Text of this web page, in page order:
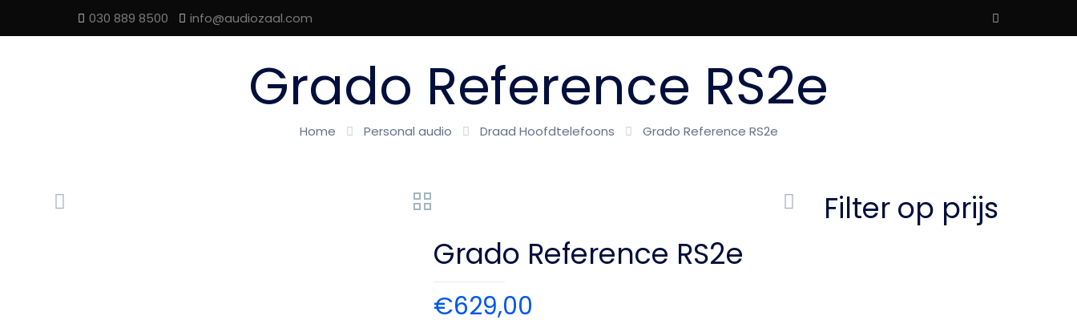
030 889 8500 info@audiozaal.com
Grado Reference RS2e
Home Personal audio Draad Hoofdtelefoons Grado Reference RS2e
Grado Reference RS2e
€629,00
Filter op prijs